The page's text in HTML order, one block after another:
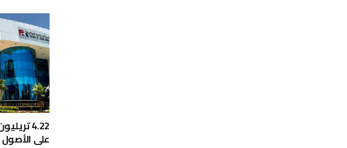
4.22
على